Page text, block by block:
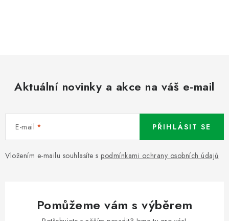
Aktuální novinky a akce na váš e-mail
E-mail
Vložením e-mailu souhlasíte s podmínkami ochrany osobních údajů
PŘIHLÁSIT SE
Pomůžeme vám s výběrem